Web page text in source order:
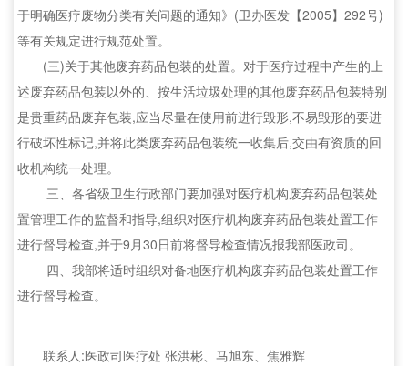
于明确医疗废物分类有关问题的通知》(卫办医发【2005】292号)
等有关规定进行规范处置。
(三)关于其他废弃药品包装的处置。对于医疗过程中产生的上
述废弃药品包装以外的、按生活垃圾处理的其他废弃药品包装特别
是贵重药品废弃包装,应当尽量在使用前进行毁形,不易毁形的要进
行破坏性标记,并将此类废弃药品包装统一收集后,交由有资质的回
收机构统一处理。
三、各省级卫生行政部门要加强对医疗机构废弃药品包装处
置管理工作的监督和指导,组织对医疗机构废弃药品包装处置工作
进行督导检查,并于9月30日前将督导检查情况报我部医政司。
四、我部将适时组织对备地医疗机构废弃药品包装处置工作
进行督导检查。
联系人:医政司医疗处 张洪彬、马旭东、焦雅辉